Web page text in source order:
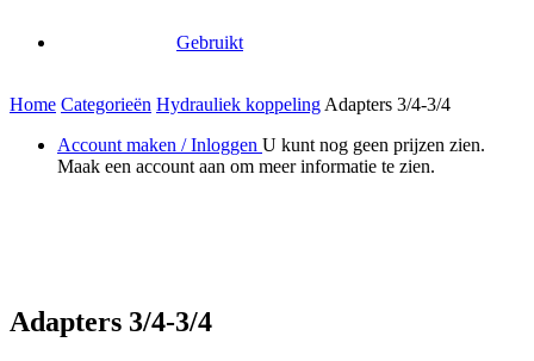
Gebruikt
Home Categorieën Hydrauliek koppelingAdapters 3/4-3/4
Account maken / Inloggen U kunt nog geen prijzen zien.
Maak een account aan om meer informatie te zien.
Adapters 3/4-3/4